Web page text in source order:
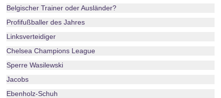
Belgischer Trainer oder Ausländer?
Profifußballer des Jahres
Linksverteidiger
Chelsea Champions League
Sperre Wasilewski
Jacobs
Ebenholz-Schuh